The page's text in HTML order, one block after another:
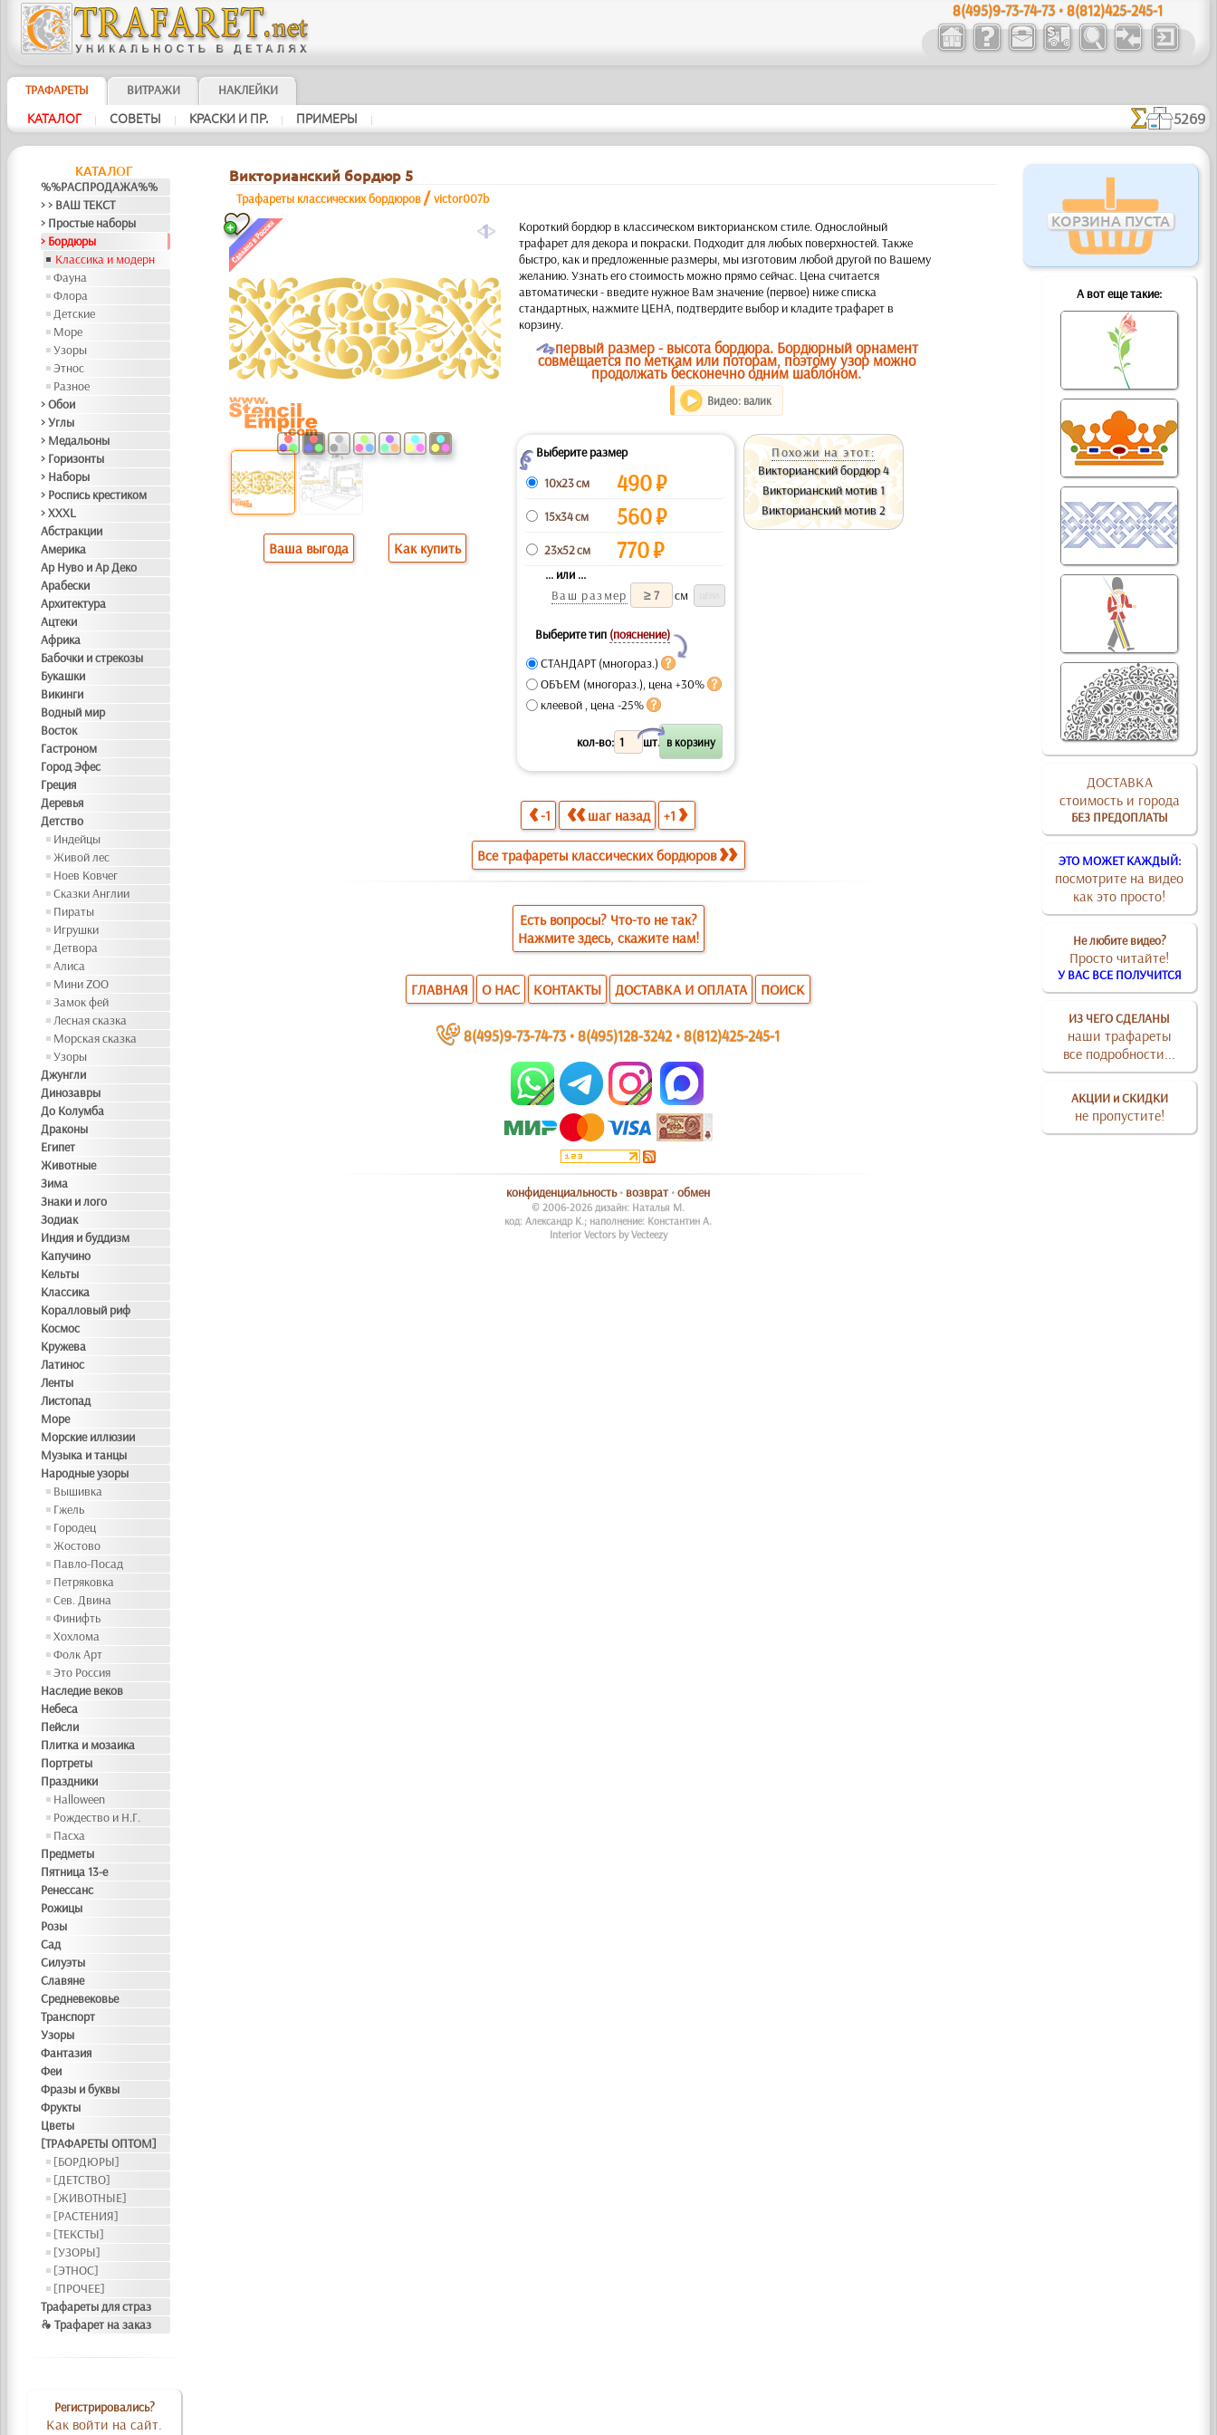
8(495)9-73-74-73 • 8(812)425-245-1
ТРАФАРЕТЫ ВИТРАЖИ НАКЛЕЙКИ
КАТАЛОГ | СОВЕТЫ | КРАСКИ И ПР. | ПРИМЕРЫ | 5269
КАТАЛОГ
%%РАСПРОДАЖА%%
> > ВАШ ТЕКСТ
> Простые наборы
> Бордюры
Классика и модерн
Фауна
Флора
Детские
Море
Узоры
Этнос
Разное
> Обои
> Углы
> Медальоны
> Горизонты
> Наборы
> Роспись крестиком
> XXXL
Абстракции
Америка
Ар Нуво и Ар Деко
Арабески
Архитектура
Ацтеки
Африка
Бабочки и стрекозы
Букашки
Викинги
Водный мир
Восток
Гастроном
Город Эфес
Греция
Деревья
Детство
Индейцы
Живой лес
Ноев Ковчег
Сказки Англии
Пираты
Игрушки
Детвора
Алиса
Мини ZOO
Замок фей
Лесная сказка
Морская сказка
Узоры
Джунгли
Динозавры
До Колумба
Драконы
Египет
Животные
Зима
Знаки и лого
Зодиак
Индия и буддизм
Капучино
Кельты
Классика
Коралловый риф
Космос
Кружева
Латинос
Ленты
Листопад
Море
Морские иллюзии
Музыка и танцы
Народные узоры
Вышивка
Гжель
Городец
Жостово
Павло-Посад
Петряковка
Сев. Двина
Финифть
Хохлома
Фолк Арт
Это Россия
Наследие веков
Небеса
Пейсли
Плитка и мозаика
Портреты
Праздники
Halloween
Рождество и Н.Г.
Пасха
Предметы
Пятница 13-е
Ренессанс
Рожицы
Розы
Сад
Силуэты
Славяне
Средневековье
Транспорт
Узоры
Фантазия
Феи
Фразы и буквы
Фрукты
Цветы
[ТРАФАРЕТЫ ОПТОМ]
[БОРДЮРЫ]
[ДЕТСТВО]
[ЖИВОТНЫЕ]
[РАСТЕНИЯ]
[ТЕКСТЫ]
[УЗОРЫ]
[ЭТНОС]
[ПРОЧЕЕ]
Трафареты для страз
❧ Трафарет на заказ
Регистрировались?
Как войти на сайт.
КОРЗИНА ПУСТА
А вот еще такие:
ДОСТАВКА
стоимость и города
БЕЗ ПРЕДОПЛАТЫ
ЭТО МОЖЕТ КАЖДЫЙ:
посмотрите на видео
как это просто!
Не любите видео?
Просто читайте!
У ВАС ВСЕ ПОЛУЧИТСЯ
ИЗ ЧЕГО СДЕЛАНЫ
наши трафареты
все подробности...
АКЦИИ и СКИДКИ
не пропустите!
Викторианский бордюр 5
Трафареты классических бордюров /victor007b
a
Ваша выгода Как купить
Короткий бордюр в классическом викторианском стиле. Однослойный
трафарет для декора и покраски. Подходит для любых поверхностей. Также
быстро, как и предложенные размеры, мы изготовим любой другой по Вашему
желанию. Узнать его стоимость можно прямо сейчас. Цена считается
автоматически - введите нужное Вам значение (первое) ниже списка
стандартных, нажмите ЦЕНА, подтвердите выбор и кладите трафарет в
корзину.
Oпервый размер - высота бордюра. Бордюрный орнамент
совмещается по меткам или поторам, поэтому узор можно
продолжать бесконечно одним шаблоном.
Видео: валик
ZВыберите размер
10x23 см
490₽
15x34 см 560₽
23x52 см 770₽
... или ...
Ваш размер
см
Выберите тип (пояснение)
Y
СТАНДАРТ (многораз.)
ОБЪЕМ (многораз.), цена +30%
клеевой , цена -25%
кол-во: шт.
X
Похожи на этот:
Викторианский бордюр 4
Викторианский мотив 1
Викторианский мотив 2
-1 шаг назад +1
Все трафареты классических бордюров
Есть вопросы? Что-то не так?
Нажмите здесь, скажите нам!
ГЛАВНАЯ О НАС КОНТАКТЫ ДОСТАВКА И ОПЛАТА ПОИСК
~ 8(495)9-73-74-73 •8(495)128-3242 •8(812)425-245-1
конфиденциальность• возврат •обмен
© 2006-2026 дизайн: Наталья М.
код: Александр К.; наполнение: Константин А.
Interior Vectors by Vecteezy